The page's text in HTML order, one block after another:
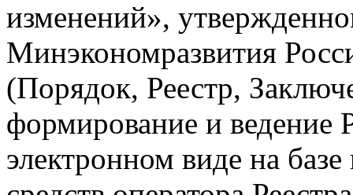
изменений»,
Минэкономразвития
(Порядок, Реестр,
формирование и ведение
электронном виде на